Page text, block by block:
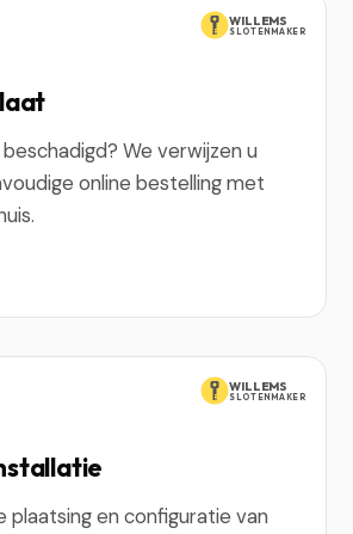
WILLEMS
SLOTENMAKER
We verwijzen u
online bestelling met
WILLEMS
SLOTENMAKER
plaatsing en configuratie van